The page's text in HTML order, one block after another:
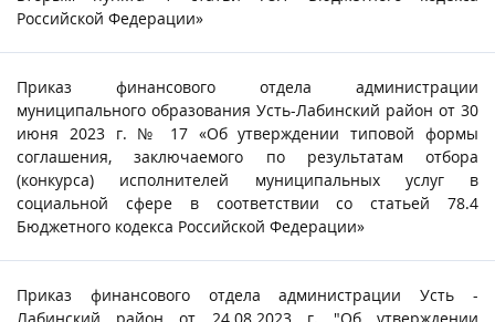
Российской Федерации»
Приказ финансового отдела администрации
муниципального образования Усть-Лабинский район от 30
июня 2023 г. № 17 «Об утверждении типовой формы
соглашения, заключаемого по результатам отбора
(конкурса) исполнителей муниципальных услуг в
социальной сфере в соответствии со статьей 78.4
Бюджетного кодекса Российской Федерации»
Приказ финансового отдела администрации Усть -
Лабинский район от 24.08.2023 г. "Об утверждении